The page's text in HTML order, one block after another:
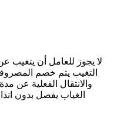
لا يجوز للعامل أن يتغيب
التغيب يتم خصم
والانتقال الفعلية عن
الغياب يفصل بدون